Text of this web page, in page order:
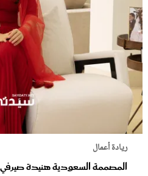
ريادة أعمال
المصممة السعودية هنيدة